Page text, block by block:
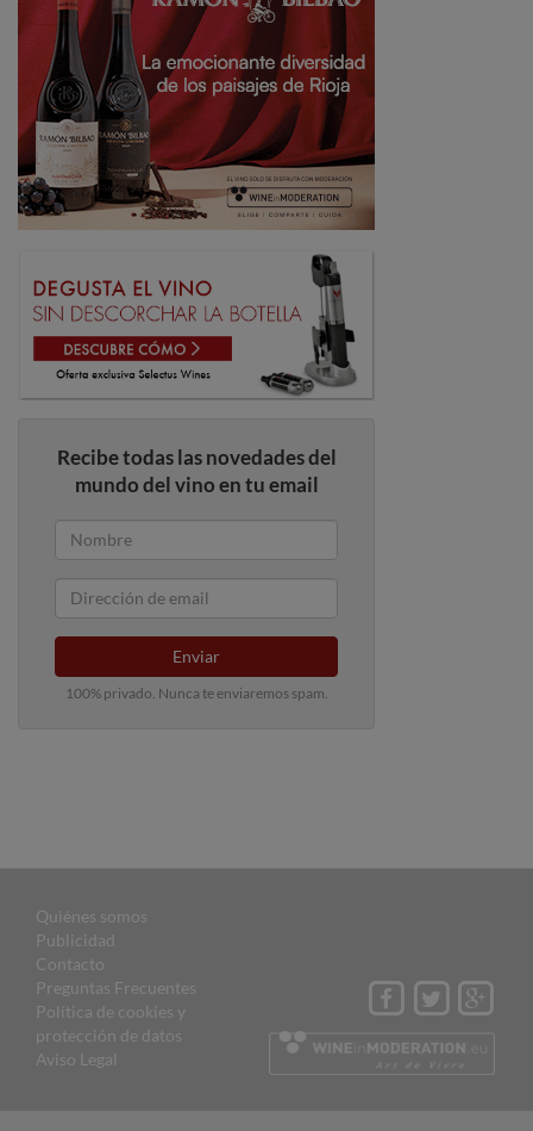
Recibe todas las novedades del
mundo del vino en tu email
Enviar
100% privado. Nunca te enviaremos spam.
Quiénes somos
Publicidad
Contacto
Preguntas Frecuentes
Política de cookies y
protección de datos
Aviso Legal